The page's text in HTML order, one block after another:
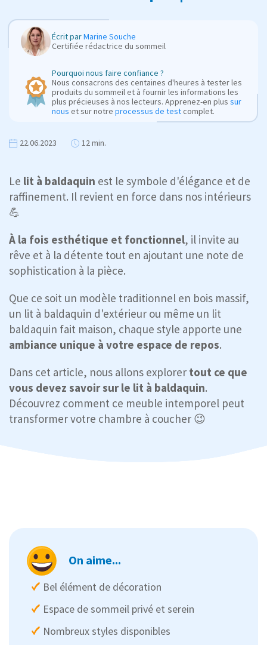
Écrit parMarine Souche
Certifiée rédactrice du sommeil
Pourquoi nous faire confiance ?
Nous consacrons des centaines d'heures à tester les
produits du sommeil et à fournir les informations les
plus précieuses à nos lecteurs. Apprenez-en plus sur
nous et sur notre processus de testcomplet.
22.06.2023 12 min.
Le lit à baldaquin est le symbole d'élégance et de
raffinement. Il revient en force dans nos intérieurs
💪
À la fois esthétique et fonctionnel, il invite au
rêve et à la détente tout en ajoutant une note de
sophistication à la pièce.
Que ce soit un modèle traditionnel en bois massif,
un lit à baldaquin d'extérieur ou même un lit
baldaquin fait maison, chaque style apporte une
ambiance unique à votre espace de repos.
Dans cet article, nous allons explorer tout ce que
vous devez savoir sur le lit à baldaquin.
Découvrez comment ce meuble intemporel peut
transformer votre chambre à coucher 😉
On aime...
Bel élément de décoration
Espace de sommeil privé et serein
Nombreux styles disponibles